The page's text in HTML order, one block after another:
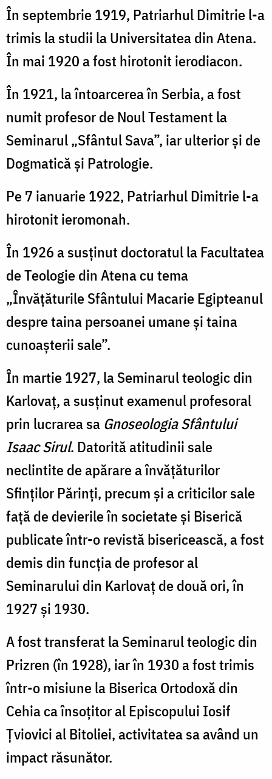
În septembrie 1919, Patriarhul Dimitrie l-a
trimis la studii la Universitatea din Atena.
În mai 1920 a fost hirotonit ierodiacon.
În 1921, la întoarcerea în Serbia, a fost
numit profesor de Noul Testament la
Seminarul „Sfântul Sava”, iar ulterior și de
Dogmatică și Patrologie.
Pe 7 ianuarie 1922, Patriarhul Dimitrie l-a
hirotonit ieromonah.
În 1926 a susținut doctoratul la Facultatea
de Teologie din Atena cu tema
„Învățăturile Sfântului Macarie Egipteanul
despre taina persoanei umane și taina
cunoașterii sale”.
În martie 1927, la Seminarul teologic din
Karlovaț, a susținut examenul profesoral
prin lucrarea sa Gnoseologia Sfântului
Isaac Sirul. Datorită atitudinii sale
neclintite de apărare a învățăturilor
Sfinților Părinți, precum și a criticilor sale
față de devierile în societate și Biserică
publicate într-o revistă bisericească, a fost
demis din funcția de profesor al
Seminarului din Karlovaț de două ori, în
1927 și 1930.
A fost transferat la Seminarul teologic din
Prizren (în 1928), iar în 1930 a fost trimis
într-o misiune la Biserica Ortodoxă din
Cehia ca însoțitor al Episcopului Iosif
Țviovici al Bitoliei, activitatea sa având un
impact răsunător.